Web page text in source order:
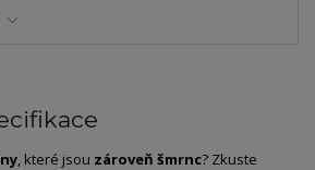
, které jsou zároveň šmrnc? Zkuste